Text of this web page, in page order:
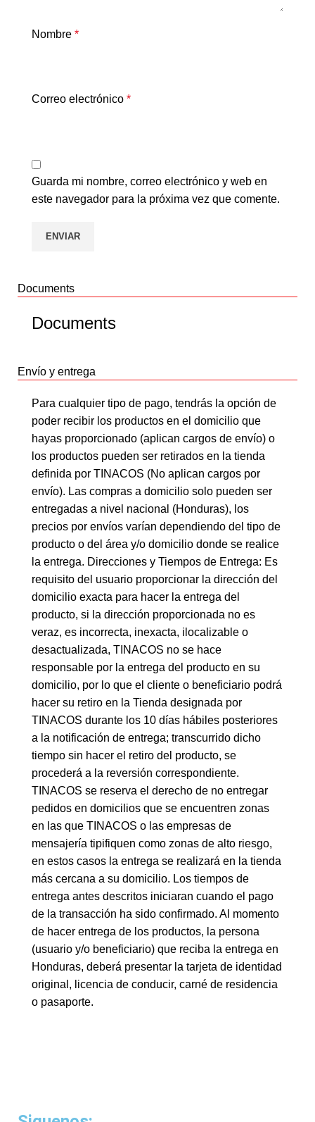
Nombre *
Correo electrónico *
Guarda mi nombre, correo electrónico y web en
este navegador para la próxima vez que comente.
Documents
Documents
Envío y entrega
Para cualquier tipo de pago, tendrás la opción de
poder recibir los productos en el domicilio que
hayas proporcionado (aplican cargos de envío) o
los productos pueden ser retirados en la tienda
definida por TINACOS (No aplican cargos por
envío). Las compras a domicilio solo pueden ser
entregadas a nivel nacional (Honduras), los
precios por envíos varían dependiendo del tipo de
producto o del área y/o domicilio donde se realice
la entrega. Direcciones y Tiempos de Entrega: Es
requisito del usuario proporcionar la dirección del
domicilio exacta para hacer la entrega del
producto, si la dirección proporcionada no es
veraz, es incorrecta, inexacta, ilocalizable o
desactualizada, TINACOS no se hace
responsable por la entrega del producto en su
domicilio, por lo que el cliente o beneficiario podrá
hacer su retiro en la Tienda designada por
TINACOS durante los 10 días hábiles posteriores
a la notificación de entrega; transcurrido dicho
tiempo sin hacer el retiro del producto, se
procederá a la reversión correspondiente.
TINACOS se reserva el derecho de no entregar
pedidos en domicilios que se encuentren zonas
en las que TINACOS o las empresas de
mensajería tipifiquen como zonas de alto riesgo,
en estos casos la entrega se realizará en la tienda
más cercana a su domicilio. Los tiempos de
entrega antes descritos iniciaran cuando el pago
de la transacción ha sido confirmado. Al momento
de hacer entrega de los productos, la persona
(usuario y/o beneficiario) que reciba la entrega en
Honduras, deberá presentar la tarjeta de identidad
original, licencia de conducir, carné de residencia
o pasaporte.